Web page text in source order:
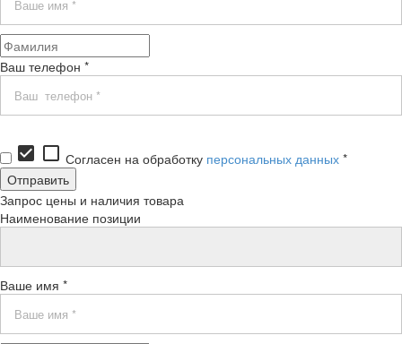
Ваш телефон *
check_box check_box_outline_blank Согласен на обработку персональных данных *
Запрос цены и наличия товара
Наименование позиции
Ваше имя *